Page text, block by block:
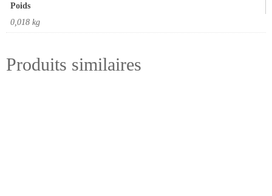
Poids
0,018 kg
Produits similaires